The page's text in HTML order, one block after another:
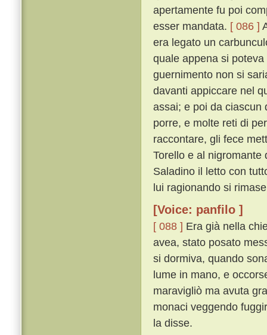
apertamente fu poi
esser mandata. [ 086 ]
era legato un
quale appena si
guernimento non si
davanti appiccare nel
assai; e poi da ciascun
porre, e molte reti di
raccontare, gli fece
Torello e al
Saladino il letto con
lui ragionando si
[Voice: panfilo ]
[ 088 ] Era già nella
avea, stato posato
si dormiva, quando
lume in mano, e
maravigliò ma avuta
monaci veggendo
la disse.